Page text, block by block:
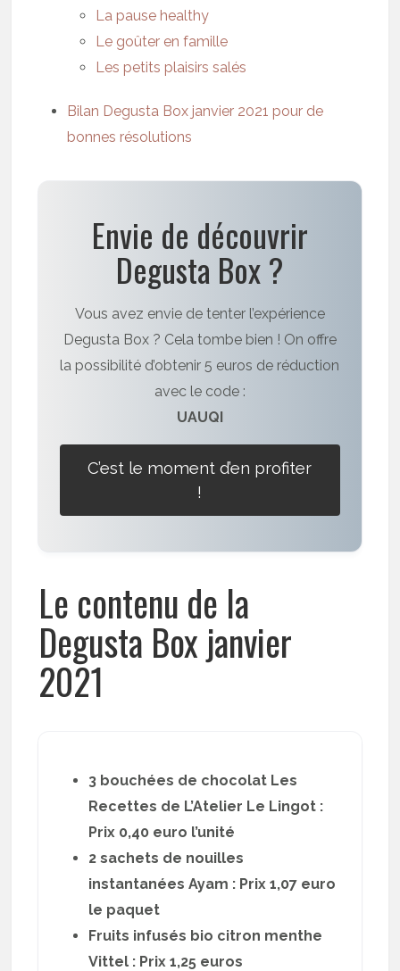
La pause healthy
Le goûter en famille
Les petits plaisirs salés
Bilan Degusta Box janvier 2021 pour de
bonnes résolutions
Envie de découvrir
Degusta Box ?
Vous avez envie de tenter l’expérience
Degusta Box ? Cela tombe bien ! On offre
la possibilité d’obtenir 5 euros de réduction
avec le code :
UAUQI
C’est le moment d’en profiter
!
Le contenu de la
Degusta Box janvier
2021
3 bouchées de chocolat Les
Recettes de L’Atelier Le Lingot :
Prix 0,40 euro l’unité
2 sachets de nouilles
instantanées Ayam : Prix 1,07 euro
le paquet
Fruits infusés bio citron menthe
Vittel : Prix 1,25 euros